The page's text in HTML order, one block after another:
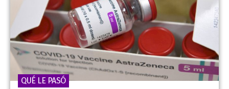
QUÉ LE PASÓ